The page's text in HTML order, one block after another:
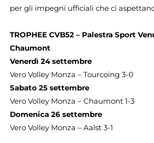
per gli impegni ufficiali che ci
TROPHEE CVB52 – Palestra Sport
Chaumont
Venerdì 24 settembre
Vero Volley Monza – Tourcoing 3-0
Sabato 25 settembre
Vero Volley Monza – Chaumont 1-3
Domenica 26 settembre
Vero Volley Monza – Aalst 3-1